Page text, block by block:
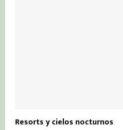
Resorts y cielos nocturnos